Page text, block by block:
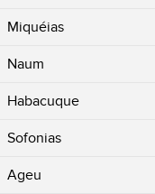
Miquéias
Naum
Habacuque
Sofonias
Ageu